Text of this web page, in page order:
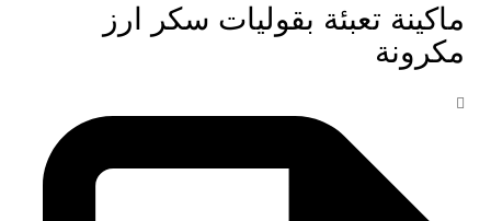
ماكينة تعبئة بقوليات سكر ارز
مكرونة